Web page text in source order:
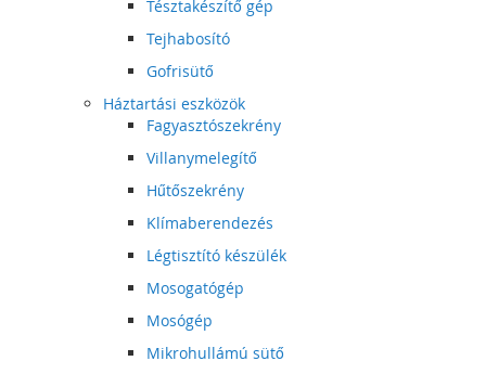
Tésztakészítő gép
Tejhabosító
Gofrisütő
Háztartási eszközök
Fagyasztószekrény
Villanymelegítő
Hűtőszekrény
Klímaberendezés
Légtisztító készülék
Mosogatógép
Mosógép
Mikrohullámú sütő